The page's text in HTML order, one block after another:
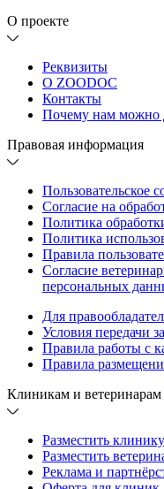
О проекте
Реквизиты
О ZOODOC
Контакты
Почему нам можно
Правовая информация
Пользовательское
Согласие на
Политика
Политика
Правила
Согласие
персональных
Для
Условия передачи
Правила работы с
Правила
Клиникам и ветеринарам
Разместить клинику
Разместить
Реклама и